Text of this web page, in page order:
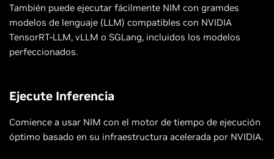
También puede ejecutar fácilmente NIM con gramdes
modelos de lenguaje (LLM) compatibles con NVIDIA
TensorRT-LLM, vLLM o SGLang, incluidos los modelos
perfeccionados.
Ejecute Inferencia
Comience a usar NIM con el motor de tiempo de ejecución
óptimo basado en su infraestructura acelerada por NVIDIA.